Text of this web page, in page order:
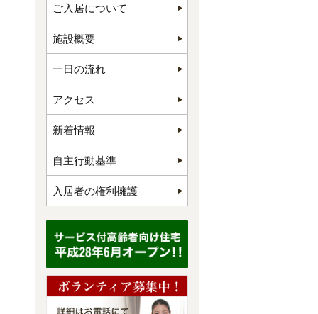
ご入居について
施設概要
一日の流れ
アクセス
新着情報
自主行動基準
入居者の権利擁護